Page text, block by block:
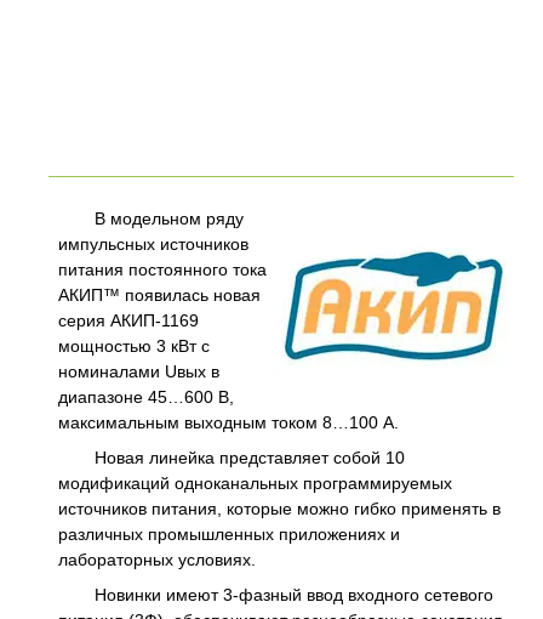
В модельном ряду
импульсных источников
питания постоянного тока
АКИП™ появилась новая
серия АКИП-1169
мощностью 3 кВт с
номиналами Uвых в
диапазоне 45…600 В,
максимальным выходным током 8…100 А.
Новая линейка представляет собой 10
модификаций одноканальных программируемых
источников питания, которые можно гибко применять в
различных промышленных приложениях и
лабораторных условиях.
Новинки имеют 3-фазный ввод входного сетевого